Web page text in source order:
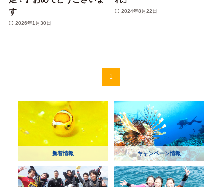
す
2026年1月30日
2024年8月22日
1
新着情報 キャンペーン情報